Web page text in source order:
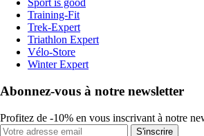
Sport is good
Training-Fit
Trek-Expert
Triathlon Expert
Vélo-Store
Winter Expert
Abonnez-vous à notre newsletter
Profitez de -10% en vous inscrivant à notre
S'inscrire